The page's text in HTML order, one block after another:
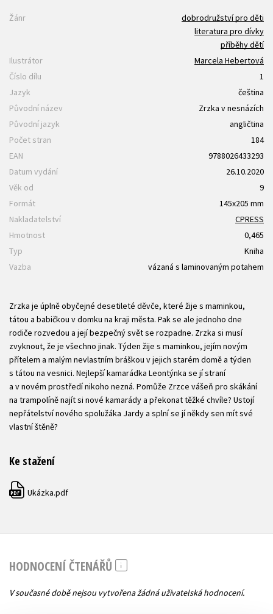
Žánr
dobrodružství pro děti
literatura pro dívky
příběhy dětí
Ilustrátor
Marcela Hebertová
Číslo dílu
1
Jazyk
čeština
Původní název
Zrzka v nesnázích
Původní jazyk
angličtina
Počet stran
184
EAN
9788026433293
Datum vydání
26.10.2020
Věk od
9
Formát
145x205 mm
Nakladatelství
CPRESS
Hmotnost
0,465
Typ
Kniha
Vazba
vázaná s laminovaným potahem
Zrzka je úplně obyčejné desetileté děvče, které žije s maminkou,
tátou a babičkou v domku na kraji města. Pak se ale jednoho dne
rodiče rozvedou a její bezpečný svět se rozpadne. Zrzka si musí
zvyknout, že je všechno jinak. Týden žije s maminkou, jejím novým
přítelem a malým nevlastním bráškou v jejich starém domě a týden
s tátou na vesnici. Nejlepší kamarádka Leontýnka se jí straní
a v novém prostředí nikoho nezná. Pomůže Zrzce vášeň pro skákání
na trampolíně najít si nové kamarády a překonat těžké chvíle? Ustojí
nepřátelství nového spolužáka Jardy a splní se jí někdy sen mít své
vlastní štěně?
Ke stažení
PDF Ukázka.pdf
HODNOCENÍ ČTENÁŘŮ
V současné době nejsou vytvořena žádná uživatelská hodnocení.